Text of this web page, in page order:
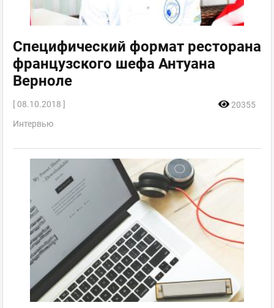
Специфический формат ресторана
французского шефа Антуана
Верноле
[ 08.10.2018 ]
20355
Интервью